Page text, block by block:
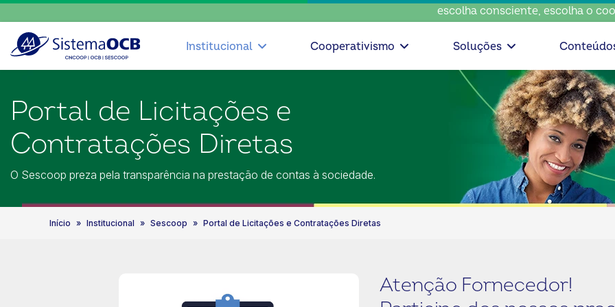
escolha consciente, escolha o coop •
Institucional Cooperativismo Soluções
Portal de Licitações e
Contratações Diretas
O Sescoop preza pela transparência na prestação de contas à sociedade.
Início Institucional Sescoop Portal de Licitações e Contratações Diretas
Atenção Fornecedor!